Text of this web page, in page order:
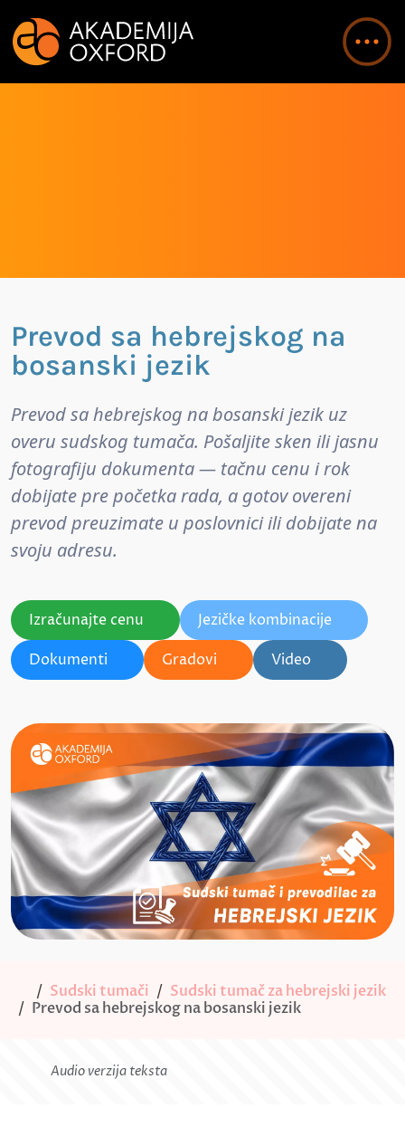
Prevod sa hebrejskog na
bosanski jezik
Prevod sa hebrejskog na bosanski jezik uz
overu sudskog tumača. Pošaljite sken ili jasnu
fotografiju dokumenta — tačnu cenu i rok
dobijate pre početka rada, a gotov overeni
prevod preuzimate u poslovnici ili dobijate na
svoju adresu.
Izračunajte cenu
Jezičke kombinacije
Dokumenti
Gradovi Video
Sudski tumači
Sudski tumač za hebrejski jezik
Prevod sa hebrejskog na bosanski jezik
Audio verzija teksta